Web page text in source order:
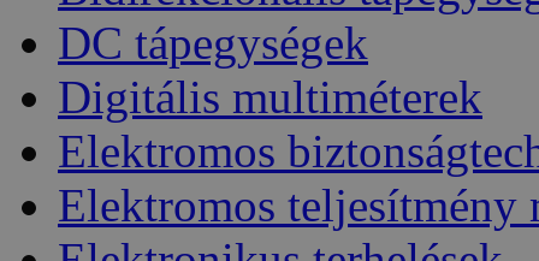
DC tápegységek
Digitális multiméterek
Elektromos
Elektromos teljesítmény